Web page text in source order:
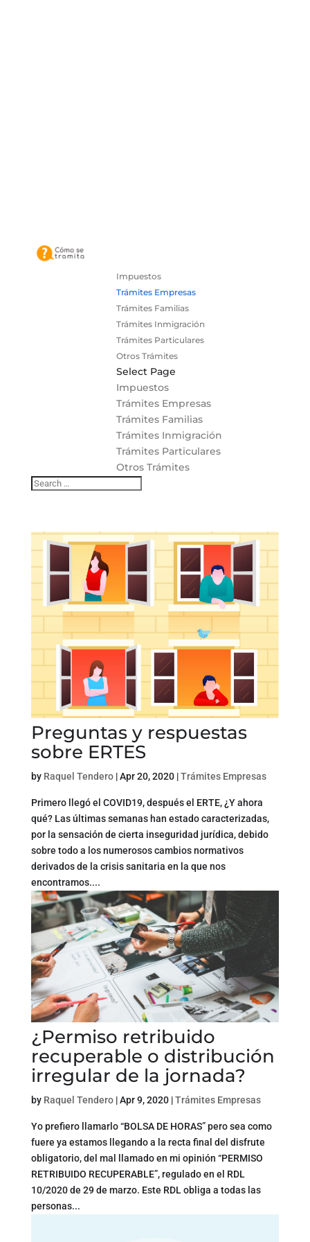
Impuestos
Trámites Empresas
Trámites Familias
Trámites Inmigración
Trámites Particulares
Otros Trámites
Select Page
Impuestos
Trámites Empresas
Trámites Familias
Trámites Inmigración
Trámites Particulares
Otros Trámites
Preguntas y respuestas
sobre ERTES
by Raquel Tendero|Apr 20, 2020|Trámites Empresas
Primero llegó el COVID19, después el ERTE, ¿Y ahora
qué? Las últimas semanas han estado caracterizadas,
por la sensación de cierta inseguridad jurídica, debido
sobre todo a los numerosos cambios normativos
derivados de la crisis sanitaria en la que nos
encontramos....
¿Permiso retribuido
recuperable o distribución
irregular de la jornada?
by Raquel Tendero|Apr 9, 2020|Trámites Empresas
Yo prefiero llamarlo “BOLSA DE HORAS” pero sea como
fuere ya estamos llegando a la recta final del disfrute
obligatorio, del mal llamado en mi opinión “PERMISO
RETRIBUIDO RECUPERABLE”, regulado en el RDL
10/2020 de 29 de marzo. Este RDL obliga a todas las
personas...